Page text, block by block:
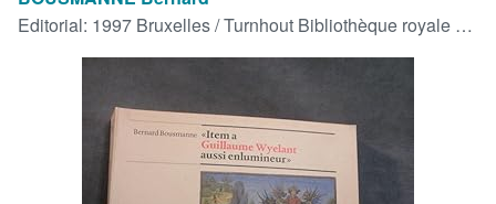
Colecciones
Arte y coleccionismo
Comenzar a vender
Editorial: 1997 Bruxelles / Turnhout Bibliothèque royale de Belgique / Brepols